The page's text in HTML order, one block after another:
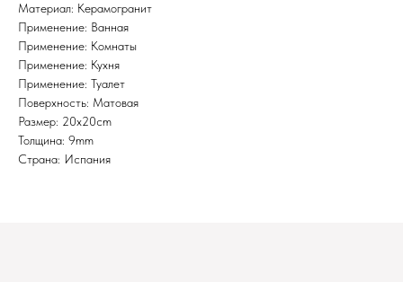
Материал: Керамогранит
Применение: Ванная
Применение: Комнаты
Применение: Кухня
Применение: Туалет
Поверхность: Матовая
Размер: 20x20cm
Толщина: 9mm
Страна: Испания